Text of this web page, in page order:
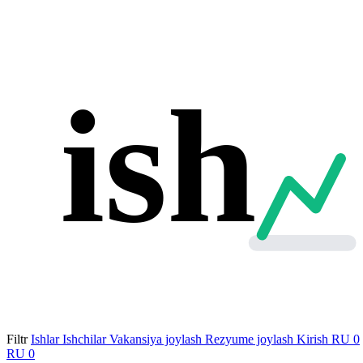
ish
Filtr Ishlar Ishchilar Vakansiya joylash Rezyume joylash Kirish RU 0
RU 0